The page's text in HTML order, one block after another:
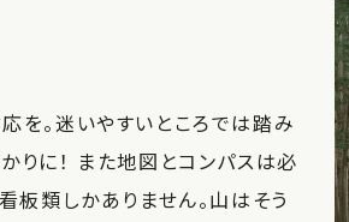
を。迷いやすいところでは踏み
りに！ また地図とコンパスは必
板類しかありません。山はそう